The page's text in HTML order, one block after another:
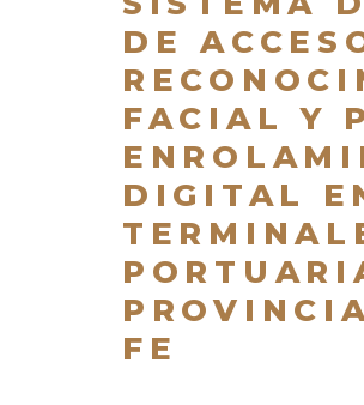
DE
FACIAL Y
DIGITAL
FE